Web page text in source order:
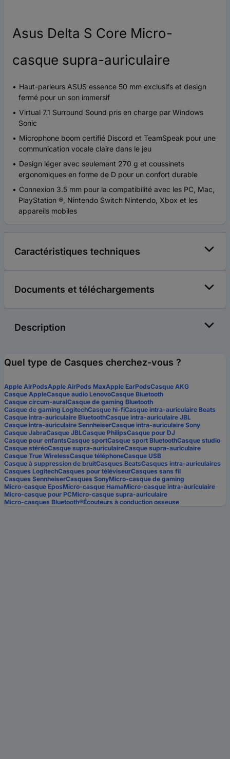
Asus Delta S Core Micro-
casque supra-auriculaire
Haut-parleurs ASUS essence 50 mm exclusifs et design
fermé pour un son immersif
Virtual 7.1 Surround Sound pris en charge par Windows
Sonic
Microphone boom certifié Discord et TeamSpeak pour une
communication vocale claire dans le jeu
Design léger avec seulement 270 g et coussinets
ergonomiques en forme de D pour un confort durable
Connexion 3.5 mm pour la compatibilité avec les PC, Mac,
PlayStation ®, Nintendo Switch Nintendo, Xbox et les
appareils mobiles
Caractéristiques techniques
Documents et téléchargements
Description
Quel type de Casques cherchez-vous ?
Apple AirPodsApple AirPods MaxApple EarPodsCasque AKG
Casque AppleCasque audio LenovoCasque Bluetooth
Casque circum-auralCasque de gaming Bluetooth
Casque de gaming LogitechCasque hi-fiCasque intra-auriculaire Beats
Casque intra-auriculaire BluetoothCasque intra-auriculaire JBL
Casque intra-auriculaire SennheiserCasque intra-auriculaire Sony
Casque JabraCasque JBLCasque PhilipsCasque pour DJ
Casque pour enfantsCasque sportCasque sport BluetoothCasque studio
Casque stéréoCasque supra-auriculaireCasque supra-auriculaire
Casque True WirelessCasque téléphoneCasque USB
Casque à suppression de bruitCasques BeatsCasques intra-auriculaires
Casques LogitechCasques pour téléviseurCasques sans fil
Casques SennheiserCasques SonyMicro-casque de gaming
Micro-casque EposMicro-casque HamaMicro-casque intra-auriculaire
Micro-casque pour PCMicro-casque supra-auriculaire
Micro-casques Bluetooth®Écouteurs à conduction osseuse